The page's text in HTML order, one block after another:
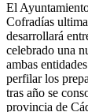
El
Cofradías
desarrollará
celebrado una
ambas
perfilar los
tras año se
provincia de